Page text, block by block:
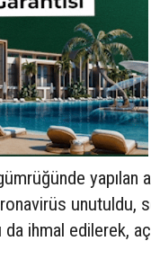
yapılan
unutuldu,
da ihmal edilerek,